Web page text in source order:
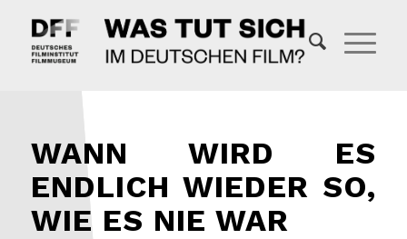
WANN WIRD ES
ENDLICH WIEDER SO,
WIE ES NIE WAR